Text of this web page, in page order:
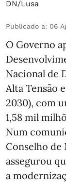
DN/Lusa
Publicado a: 06
O Governo
Nacional de
Alta Tensão
2030), com
1,58 mil
Num
Conselho
assegurou
a